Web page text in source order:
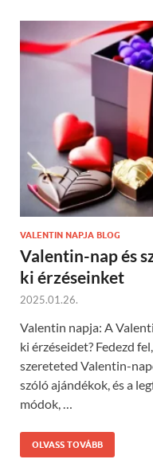
VALENTIN NAPJA BLOG
Valentin-nap és
ki érzéseinket
2025.01.26.
Valentin napja: A
ki érzéseidet? Fedezd
szereteted Valentin-
szóló ajándékok, és a
módok, …
OLVASS TOVÁBB